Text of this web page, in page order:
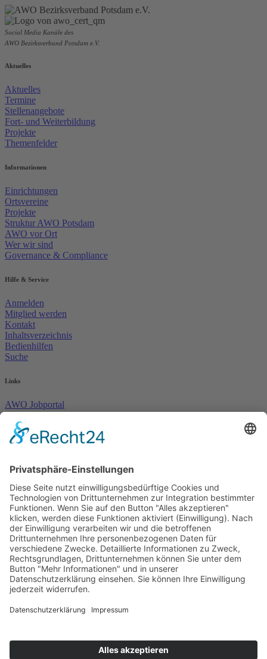
Social Media Kanäle des
AWO Bezirksverband Potsdam e.V.
Aktuelles
Aktuelles
Termine
Stellenangebote
Fort- und Weiterbildung
Projekte
Themenfelder
Informationen
Einrichtungen
Ortsvereine
Projekte
Struktur AWO Potsdam
AWO vor Ort
Wer wir sind
Governance & Compliance
Hilfe & Service
Anmelden
Mitglied werden
Kontakt
Inhaltsverzeichnis
Bedienhilfen
Suche
Links
AWO Jobportal
AWO Ehrenamt Portal
AWO Schulgesundheitsfachkräfte
AWO Bundesverband
AWO Junge Plattform
Arbeit mit Behinderung
AWO Büro Kindermut
Kulturland Brandenburg
AWO Selbsthilfe
AWO eLearning
Kultur für JEDEN
AWO 1plus9
Dachverband Freie Suchtselbsthilfe
© 1990 - 2026 Arbeiterwohlfahrt Bezirksverband Potsdam e. V.
Mutige Mutmacher*innen gesucht!